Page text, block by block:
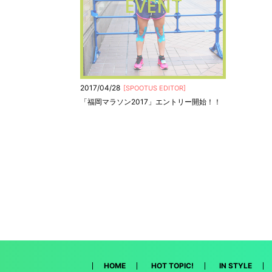
EVENT
2017/04/28 [SPOOTUS EDITOR]
「福岡マラソン2017」エントリー開始！！
HOME HOT TOPIC! IN STYLE